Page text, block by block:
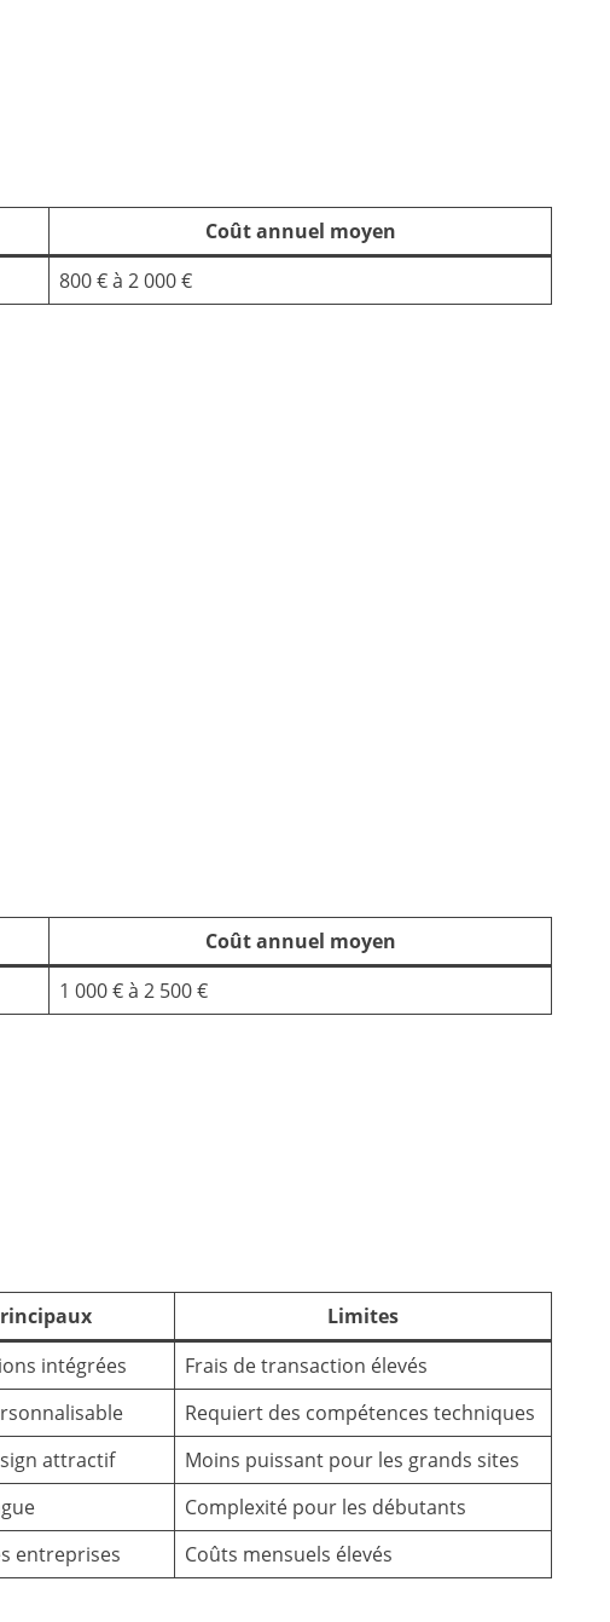
Coût annuel moyen
800 € à 2 000 €
Coût annuel moyen
1 000 € à 2 500 €
Limites
intégrées
Frais de transaction élevés
Requiert des compétences techniques
attractif
Moins puissant pour les grands sites
Complexité pour les débutants
entreprises Coûts mensuels élevés